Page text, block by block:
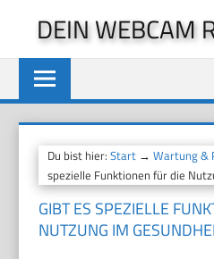
springen
DEIN WEBCAM
Du bist hier:Start →Wartung &
spezielle Funktionen für die
GIBT ES SPEZIELLE
NUTZUNG IM